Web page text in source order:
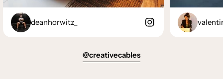
deanhorwitz_
@creativecables